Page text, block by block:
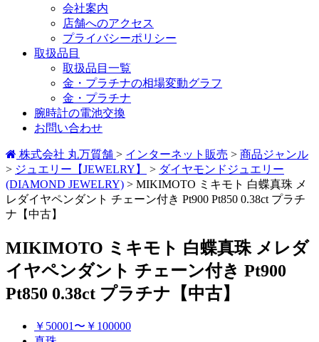
会社案内
店舗へのアクセス
プライバシーポリシー
取扱品目
取扱品目一覧
金・プラチナの相場変動グラフ
金・プラチナ
腕時計の電池交換
お問い合わせ
株式会社 丸万質舗 > インターネット販売 > 商品ジャンル
> ジュエリー【JEWELRY】 > ダイヤモンドジュエリー
(DIAMOND JEWELRY) > MIKIMOTO ミキモト 白蝶真珠 メ
レダイヤペンダント チェーン付き Pt900 Pt850 0.38ct プラチ
ナ【中古】
MIKIMOTO ミキモト 白蝶真珠 メレダ
イヤペンダント チェーン付き Pt900
Pt850 0.38ct プラチナ【中古】
￥50001〜￥100000